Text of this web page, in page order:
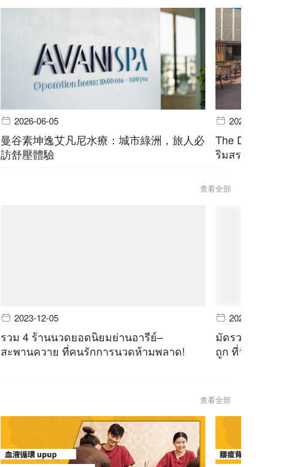
2026-06-05
曼谷素坤逸艾凡尼水療：城市綠洲，旅人必
訪舒壓體驗
2026-06-05
The Deck @
ริมสระ สุขุมวิท บ
查看全部
2023-12-05
รวม 4 ร้านนวดยอดนิยมย่านอารีย์–
สะพานควาย ที่คนรักการนวดห้ามพลาด!
2023-11-28
มัดรวม 4 ร้านนว
ถูก ที่วัยรุ่นตัวตึงไ
查看全部